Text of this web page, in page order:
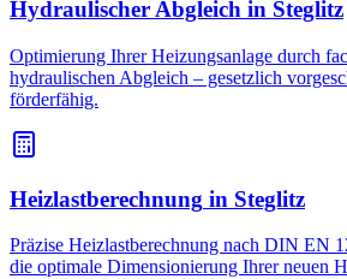
Hydraulischer Abgleich in Steglitz
Optimierung Ihrer Heizungsanlage durch
hydraulischen Abgleich – gesetzlich
förderfähig.
Heizlastberechnung in Steglitz
Präzise Heizlastberechnung nach DIN EN
die optimale Dimensionierung Ihrer neuen